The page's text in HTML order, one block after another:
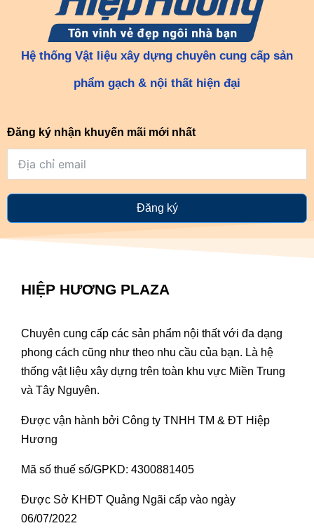
Hệ thống Vật liệu xây dựng chuyên cung cấp sản
phẩm gạch & nội thất hiện đại
Đăng ký nhận khuyến mãi mới nhất
Đăng ký
HIỆP HƯƠNG PLAZA
Chuyên cung cấp các sản phẩm nội thất với đa dạng
phong cách cũng như theo nhu cầu của bạn. Là hệ
thống vật liệu xây dựng trên toàn khu vực Miền Trung
và Tây Nguyên.
Được vận hành bởi Công ty TNHH TM & ĐT Hiệp
Hương
Mã số thuế số/GPKD: 4300881405
Được Sở KHĐT Quảng Ngãi cấp vào ngày
06/07/2022